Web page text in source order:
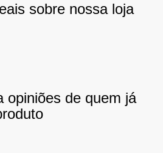
sobre nossa loja
opiniões de quem já